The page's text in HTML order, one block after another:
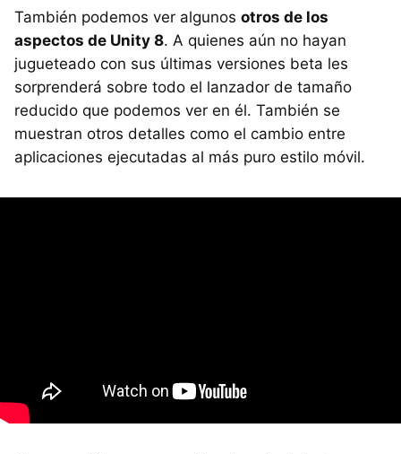
También podemos ver algunos otros de los
aspectos de Unity 8. A quienes aún no hayan
jugueteado con sus últimas versiones beta les
sorprenderá sobre todo el lanzador de tamaño
reducido que podemos ver en él. También se
muestran otros detalles como el cambio entre
aplicaciones ejecutadas al más puro estilo móvil.